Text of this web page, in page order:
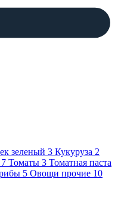
зеленый 3 Кукуруза 2
7 Томаты 3 Томатная паста
5 Овощи прочие 10